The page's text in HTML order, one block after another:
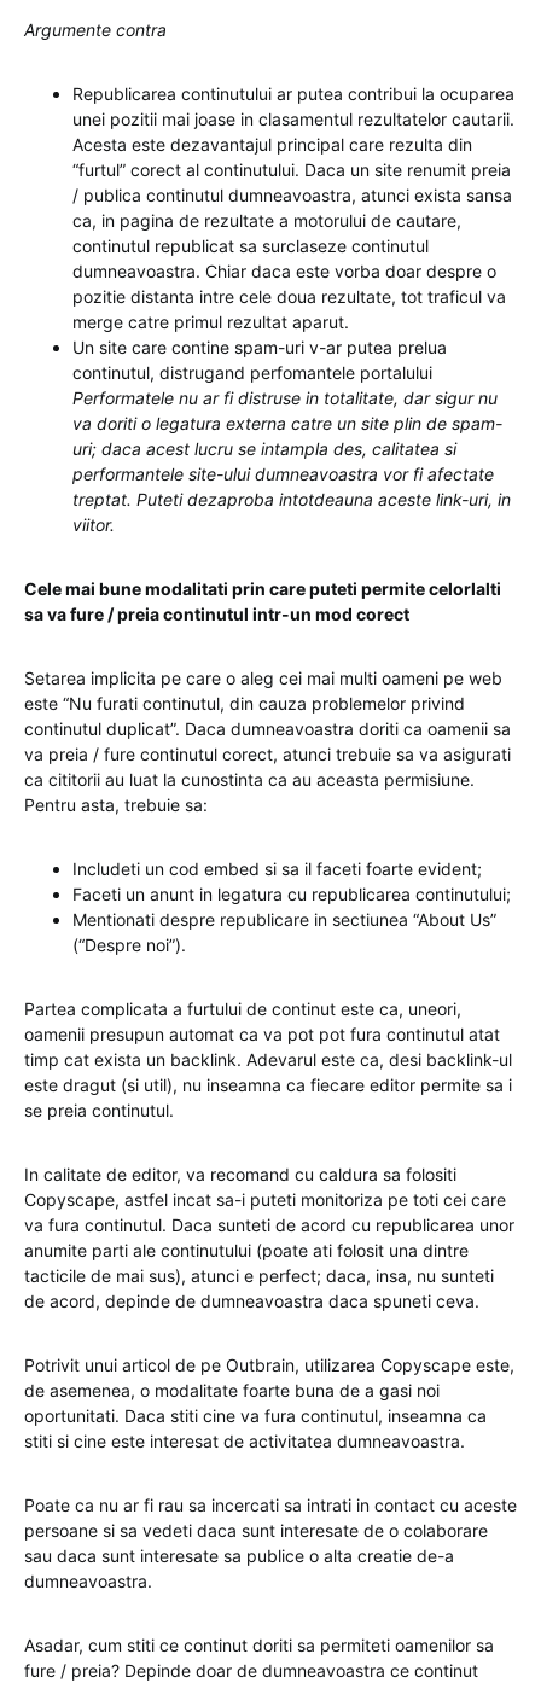
Argumente contra
Republicarea continutului ar putea contribui la ocuparea
unei pozitii mai joase in clasamentul rezultatelor cautarii.
Acesta este dezavantajul principal care rezulta din
“furtul” corect al continutului. Daca un site renumit preia
/ publica continutul dumneavoastra, atunci exista sansa
ca, in pagina de rezultate a motorului de cautare,
continutul republicat sa surclaseze continutul
dumneavoastra. Chiar daca este vorba doar despre o
pozitie distanta intre cele doua rezultate, tot traficul va
merge catre primul rezultat aparut.
Un site care contine spam-uri v-ar putea prelua
continutul, distrugand perfomantele portalului
Performatele nu ar fi distruse in totalitate, dar sigur nu
va doriti o legatura externa catre un site plin de spam-
uri; daca acest lucru se intampla des, calitatea si
performantele site-ului dumneavoastra vor fi afectate
treptat. Puteti dezaproba intotdeauna aceste link-uri, in
viitor.
Cele mai bune modalitati prin care puteti permite celorlalti
sa va fure / preia continutul intr-un mod corect
Setarea implicita pe care o aleg cei mai multi oameni pe web
este “Nu furati continutul, din cauza problemelor privind
continutul duplicat”. Daca dumneavoastra doriti ca oamenii sa
va preia / fure continutul corect, atunci trebuie sa va asigurati
ca cititorii au luat la cunostinta ca au aceasta permisiune.
Pentru asta, trebuie sa:
Includeti un cod embed si sa il faceti foarte evident;
Faceti un anunt in legatura cu republicarea continutului;
Mentionati despre republicare in sectiunea “About Us”
(“Despre noi”).
Partea complicata a furtului de continut este ca, uneori,
oamenii presupun automat ca va pot pot fura continutul atat
timp cat exista un backlink. Adevarul este ca, desi backlink-ul
este dragut (si util), nu inseamna ca fiecare editor permite sa i
se preia continutul.
In calitate de editor, va recomand cu caldura sa folositi
Copyscape, astfel incat sa-i puteti monitoriza pe toti cei care
va fura continutul. Daca sunteti de acord cu republicarea unor
anumite parti ale continutului (poate ati folosit una dintre
tacticile de mai sus), atunci e perfect; daca, insa, nu sunteti
de acord, depinde de dumneavoastra daca spuneti ceva.
Potrivit unui articol de pe Outbrain, utilizarea Copyscape este,
de asemenea, o modalitate foarte buna de a gasi noi
oportunitati. Daca stiti cine va fura continutul, inseamna ca
stiti si cine este interesat de activitatea dumneavoastra.
Poate ca nu ar fi rau sa incercati sa intrati in contact cu aceste
persoane si sa vedeti daca sunt interesate de o colaborare
sau daca sunt interesate sa publice o alta creatie de-a
dumneavoastra.
Asadar, cum stiti ce continut doriti sa permiteti oamenilor sa
fure / preia? Depinde doar de dumneavoastra ce continut